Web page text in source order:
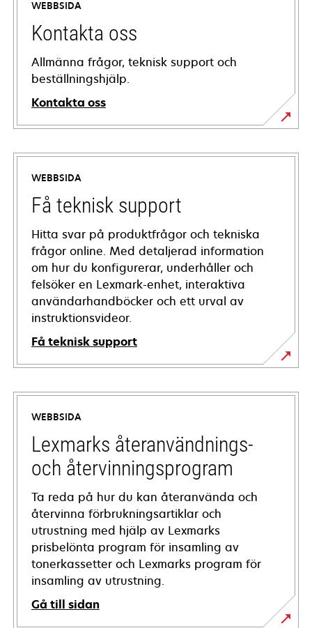
WEBBSIDA
Kontakta oss
Allmänna frågor, teknisk support och
beställningshjälp.
Kontakta oss
WEBBSIDA
Få teknisk support
Hitta svar på produktfrågor och tekniska
frågor online. Med detaljerad information
om hur du konfigurerar, underhåller och
felsöker en Lexmark-enhet, interaktiva
användarhandböcker och ett urval av
instruktionsvideor.
Få teknisk support
opens
in
new
tab
WEBBSIDA
Lexmarks återanvändnings-
och återvinningsprogram
Ta reda på hur du kan återanvända och
återvinna förbrukningsartiklar och
utrustning med hjälp av Lexmarks
prisbelönta program för insamling av
tonerkassetter och Lexmarks program för
insamling av utrustning.
Gå till sidan